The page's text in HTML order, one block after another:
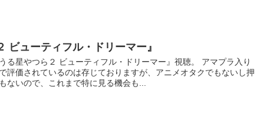
ビューティフル・ドリーマー』
る星やつら２ ビューティフル・ドリーマー』視聴。 アマプラ入り
評価されているのは存じておりますが、アニメオタクでもないし押
ないので、これまで特に見る機会も...